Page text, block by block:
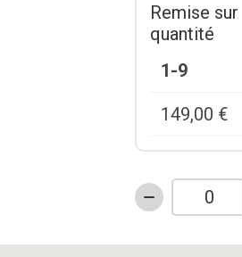
Remise sur
quantité
1-9
149,00 €
quantité
TAPIS